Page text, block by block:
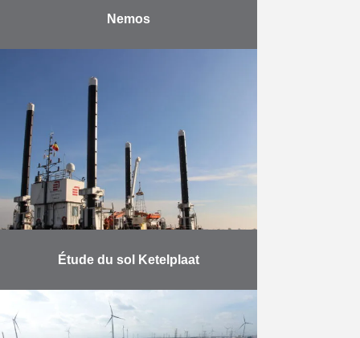
Nemos
d’analyses intensives en
laboratoire et de tests sur le terrain,
NEMOS GmbH, développeur d’un
convertisseur d’énergie
houlomotrice destiné à la
production …
En savoir plus
Étude du sol Ketelplaat
Activités exécutées par Herbosch-
Kiere : La mise à disposition d’une
plate-forme de levage pour la